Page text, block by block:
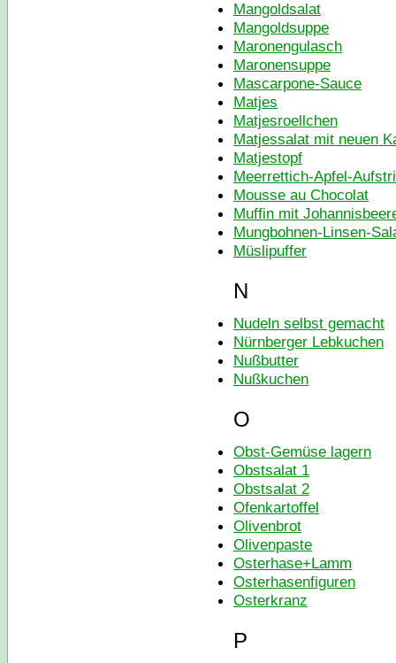
Mangoldsalat
Mangoldsuppe
Maronengulasch
Maronensuppe
Mascarpone-Sauce
Matjes
Matjesroellchen
Matjessalat mit neuen
Matjestopf
Meerrettich-Apfel-
Mousse au Chocolat
Muffin mit
Mungbohnen-Linsen-
Müslipuffer
N
Nudeln selbst gemacht
Nürnberger Lebkuchen
Nußbutter
Nußkuchen
O
Obst-Gemüse lagern
Obstsalat 1
Obstsalat 2
Ofenkartoffel
Olivenbrot
Olivenpaste
Osterhase+Lamm
Osterhasenfiguren
Osterkranz
P